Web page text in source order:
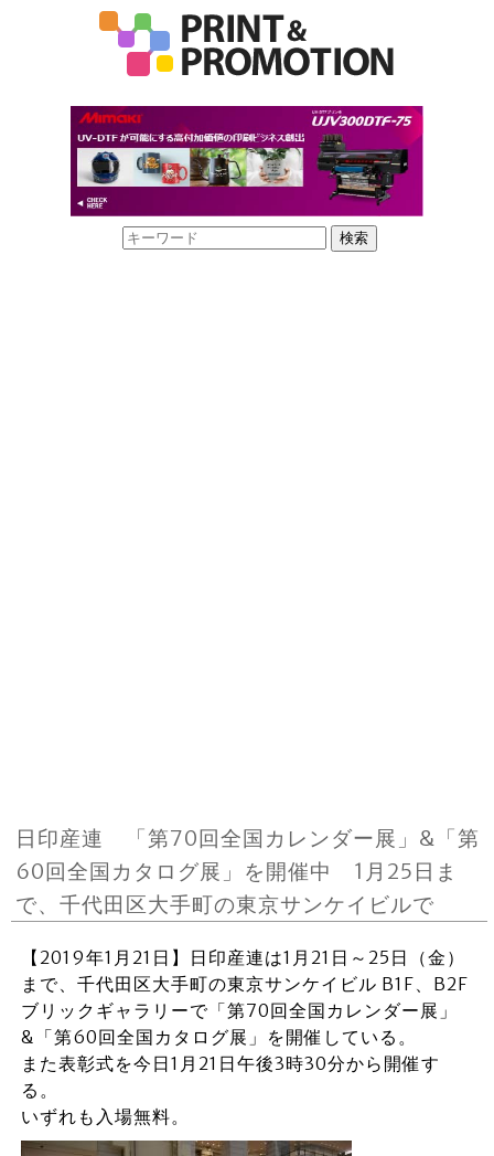
日印産連 「第70回全国カレンダー展」&「第
60回全国カタログ展」を開催中 1月25日ま
で、千代田区大手町の東京サンケイビルで
【2019年1月21日】日印産連は1月21日～25日（金）
まで、千代田区大手町の東京サンケイビル B1F、B2F
ブリックギャラリーで「第70回全国カレンダー展」
&「第60回全国カタログ展」を開催している。
また表彰式を今日1月21日午後3時30分から開催す
る。
いずれも入場無料。